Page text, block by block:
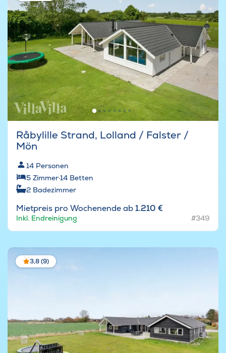
Råbylille Strand, Lolland / Falster /
Mön
14 Personen
5 Zimmer·14 Betten
2 Badezimmer
Mietpreis pro Wochenende ab1.210 €
Inkl. Endreinigung #349
3,8 (9)